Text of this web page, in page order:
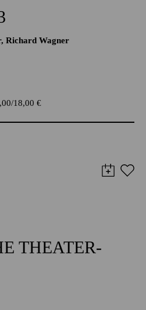
Richard Wagner
18,00 €
THEATER­